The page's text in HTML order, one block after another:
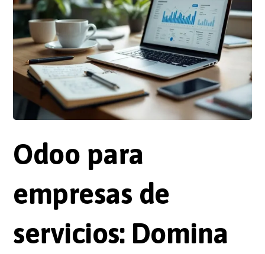
Odoo para
empresas de
servicios: Domina